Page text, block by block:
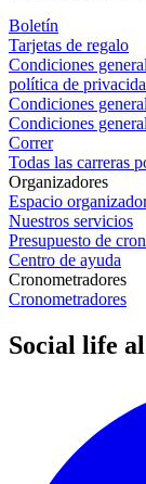
Boletín
Tarjetas de regalo
Condiciones
política de
Condiciones
Condiciones
Correr
Todas las carreras
Organizadores
Espacio
Nuestros servicios
Presupuesto de
Centro de ayuda
Cronometradores
Cronometradores
Social life